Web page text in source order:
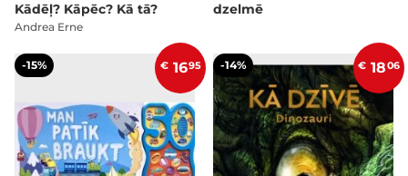
Kādēļ? Kāpēc? Kā tā?
Andrea Erne
dzelmē
-15% € 1695 -14% € 1806